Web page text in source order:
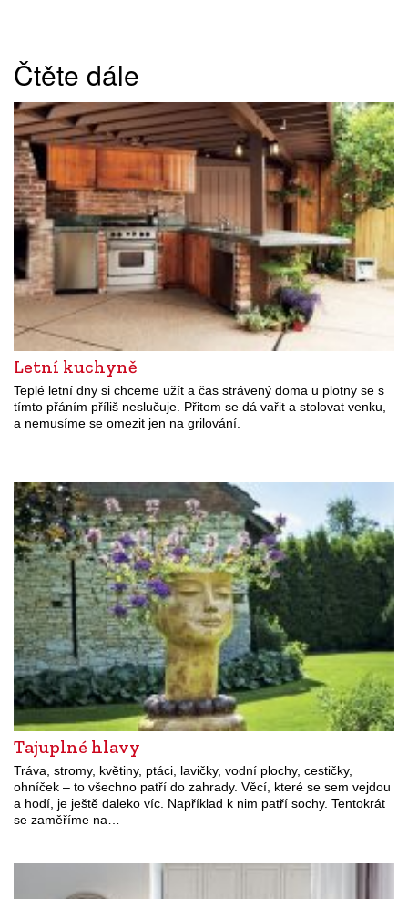
Čtěte dále
Letní kuchyně
Teplé letní dny si chceme užít a čas strávený doma u plotny se s
tímto přáním příliš neslučuje. Přitom se dá vařit a stolovat venku,
a nemusíme se omezit jen na grilování.
Tajuplné hlavy
Tráva, stromy, květiny, ptáci, lavičky, vodní plochy, cestičky,
ohníček – to všechno patří do zahrady. Věcí, které se sem vejdou
a hodí, je ještě daleko víc. Například k nim patří sochy. Tentokrát
se zaměříme na…